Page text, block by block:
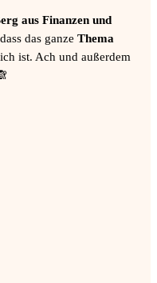
aus Finanzen und
das ganze Thema
ist. Ach und außerdem